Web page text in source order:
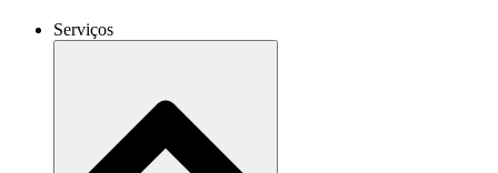
Serviços